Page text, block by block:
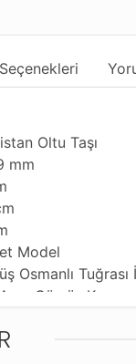
Oltu Taşı
mm
Model
Osmanlı Tuğrası
Gümüş Kamçı
Çiftli Çekime